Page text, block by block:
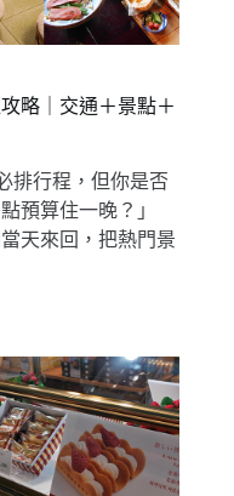
略｜交通＋景點＋
排行程，但你是否
預算住一晚？」
天來回，把熱門景